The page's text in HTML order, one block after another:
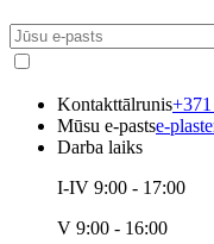
Kontakttālrunis
Mūsu e-pastse-
Darba laiks
I-IV 9:00 - 17:00
V 9:00 - 16:00